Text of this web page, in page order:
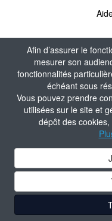
Afin d’assurer le
mesurer son
fonctionnalités
échéant sous
Vous pouvez prendre
utilisées sur le site et
dépôt des